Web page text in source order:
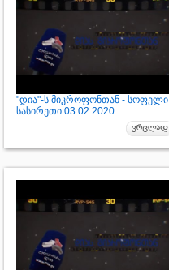
"დია"-ს მიკროფონთან - სოფელი
სასირეთი 03.02.2020